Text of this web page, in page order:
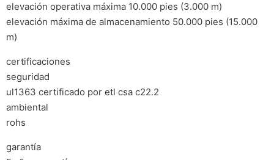
elevación operativa máxima 10.000 pies (3.000 m)
elevación máxima de almacenamiento 50.000 pies (15.000
m)
certificaciones
seguridad
ul1363 certificado por etl csa c22.2
ambiental
rohs
garantía